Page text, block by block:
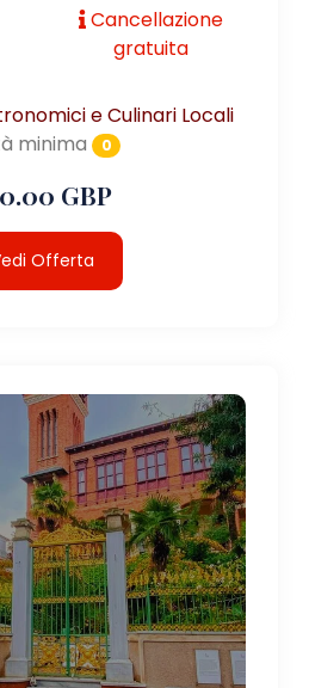
Cancellazione
gratuita
e Culinari Locali
minima
0
GBP
Offerta